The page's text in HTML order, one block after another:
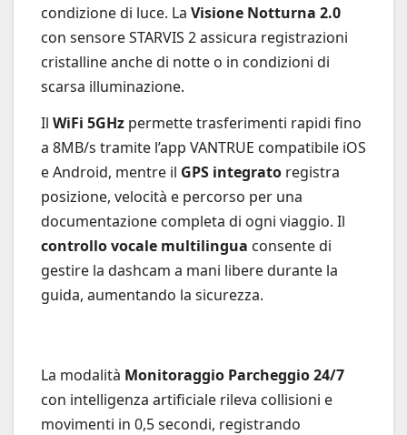
condizione di luce. La Visione Notturna 2.0
con sensore STARVIS 2 assicura registrazioni
cristalline anche di notte o in condizioni di
scarsa illuminazione.
Il WiFi 5GHz permette trasferimenti rapidi fino
a 8MB/s tramite l’app VANTRUE compatibile iOS
e Android, mentre il GPS integrato registra
posizione, velocità e percorso per una
documentazione completa di ogni viaggio. Il
controllo vocale multilingua consente di
gestire la dashcam a mani libere durante la
guida, aumentando la sicurezza.
La modalità Monitoraggio Parcheggio 24/7
con intelligenza artificiale rileva collisioni e
movimenti in 0,5 secondi, registrando